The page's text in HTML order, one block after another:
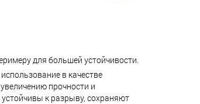
для большей устойчивости.
в качестве
прочности и
к разрыву, сохраняют